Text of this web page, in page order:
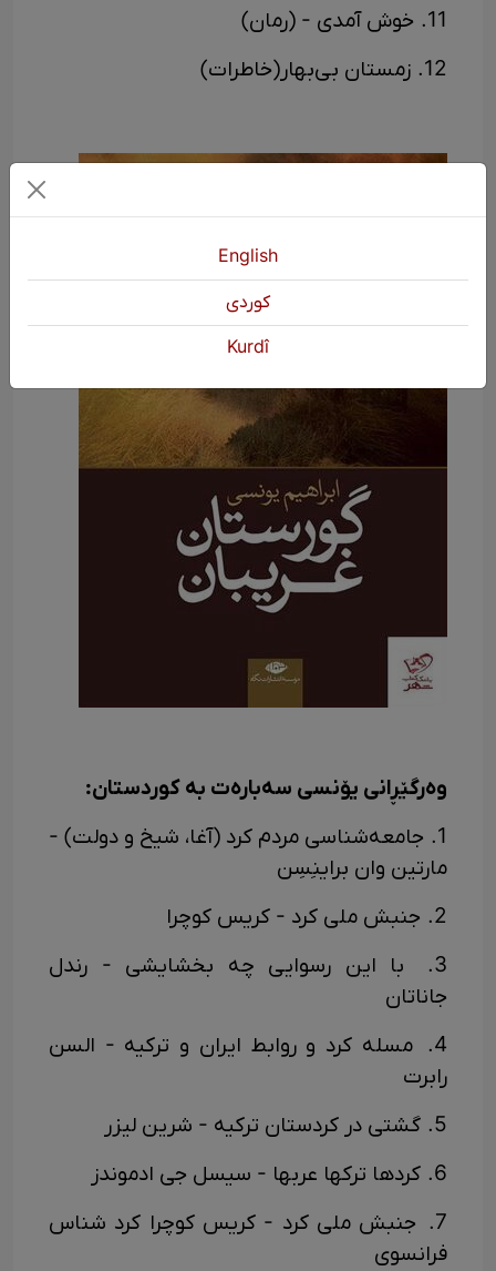
11. خوش آمدی - (رمان)
12. زمستان بی‌بهار(خاطرات)
وه‌رگێڕانی یۆنسی سه‌باره‌ت به‌ کوردستان:
1. جامعه‌شناسی مردم کرد (آغا، شیخ و دولت) -
مارتین وان براینِسِن
2. جنبش ملی کرد - کریس کوچرا
3. با این رسوایی چه بخشایشی - رندل
جاناتان
4. مسله کرد و روابط ایران و ترکیه - السن
رابرت
5. گشتی در کردستان ترکیه - شرین لیزر
6. کردها ترکها عربها - سیسل جی ادموندز
7. جنبش ملی کرد - کریس کوچرا کرد شناس
فرانسوی
English
كوردی
Kurdî